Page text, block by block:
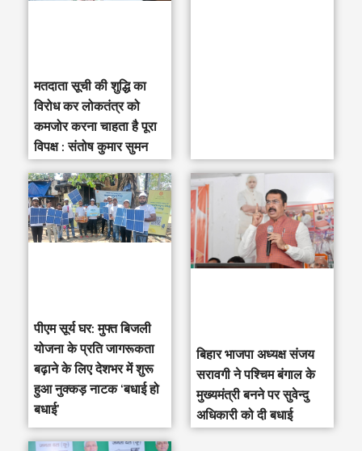
मतदाता सूची की शुद्धि का
विरोध कर लोकतंत्र को
कमजोर करना चाहता है पूरा
विपक्ष : संतोष कुमार सुमन
पीएम सूर्य घर: मुफ्त बिजली
योजना के प्रति जागरूकता
बढ़ाने के लिए देशभर में शुरू
हुआ नुक्कड़ नाटक ‘बधाई हो
बधाई’
‎बिहार भाजपा अध्यक्ष संजय
सरावगी ने पश्चिम बंगाल के
मुख्यमंत्री बनने पर सुवेन्दु
अधिकारी को दी बधाई